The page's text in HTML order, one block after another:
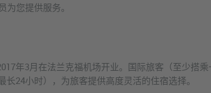
您提供服务。
年3月在法兰克福机场开业。国际旅客（至少搭
24小时），为旅客提供高度灵活的住宿选择。